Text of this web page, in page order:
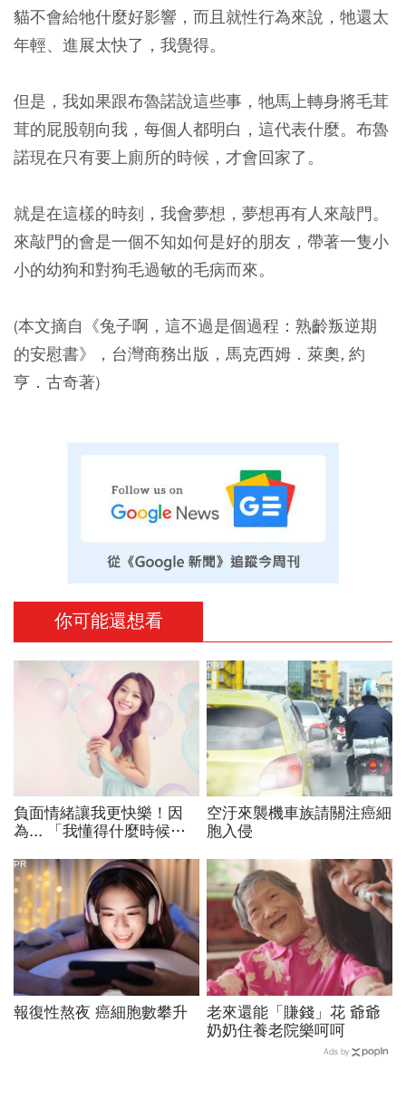
貓不會給牠什麼好影響，而且就性行為來說，牠還太
年輕、進展太快了，我覺得。
但是，我如果跟布魯諾說這些事，牠馬上轉身將毛茸
茸的屁股朝向我，每個人都明白，這代表什麼。布魯
諾現在只有要上廁所的時候，才會回家了。
就是在這樣的時刻，我會夢想，夢想再有人來敲門。
來敲門的會是一個不知如何是好的朋友，帶著一隻小
小的幼狗和對狗毛過敏的毛病而來。
(本文摘自《兔子啊，這不過是個過程：熟齡叛逆期
的安慰書》，台灣商務出版，馬克西姆．萊奧, 約
亨．古奇著)
你可能還想看
負面情緒讓我更快樂！因
為... 「我懂得什麼時候正
強」
空汙來襲機車族請關注癌細
胞入侵
PR
報復性熬夜 癌細胞數攀升
PR
老來還能「賺錢」花 爺爺
奶奶住養老院樂呵呵
Ads by